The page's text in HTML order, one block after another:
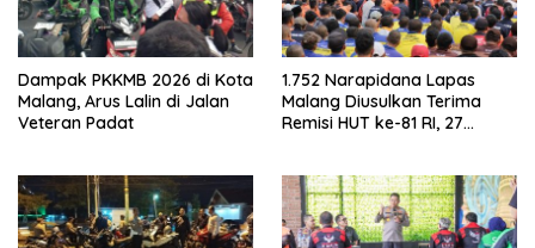
Dampak PKKMB 2026 di Kota
Malang, Arus Lalin di Jalan
Veteran Padat
1.752 Narapidana Lapas
Malang Diusulkan Terima
Remisi HUT ke-81 RI, 27